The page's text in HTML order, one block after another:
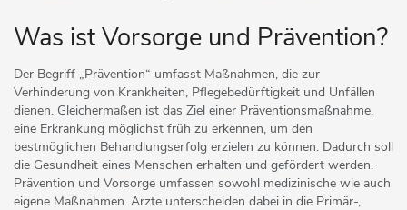
Was ist Vorsorge und Prävention?
Der Begriff „Prävention“ umfasst Maßnahmen, die zur
Verhinderung von Krankheiten, Pflegebedürftigkeit und Unfällen
dienen. Gleichermaßen ist das Ziel einer Präventionsmaßnahme,
eine Erkrankung möglichst früh zu erkennen, um den
bestmöglichen Behandlungserfolg erzielen zu können. Dadurch soll
die Gesundheit eines Menschen erhalten und gefördert werden.
Prävention und Vorsorge umfassen sowohl medizinische wie auch
eigene Maßnahmen. Ärzte unterscheiden dabei in die Primär-,